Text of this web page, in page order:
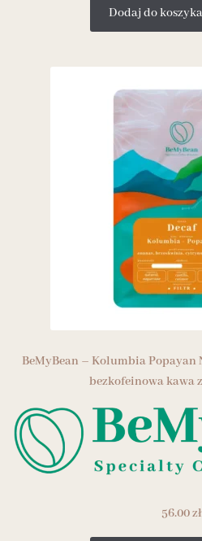
Dodaj do koszyka
BeMyBean – Kolumbia
bezkofeinowa kawa
56.00zł